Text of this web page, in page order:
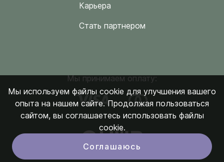
Карьера
Стать партнером
Мы принимаем оплату:
Мы используем файлы cookie для улучшения вашего
опыта на нашем сайте. Продолжая пользоваться
сайтом, вы соглашаетесь использовать файлы
cookie.
Соглашаюсь